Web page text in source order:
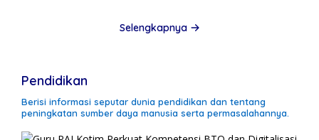
Selengkapnya
Pendidikan
Berisi informasi seputar dunia pendidikan dan tentang
peningkatan sumber daya manusia serta permasalahannya.